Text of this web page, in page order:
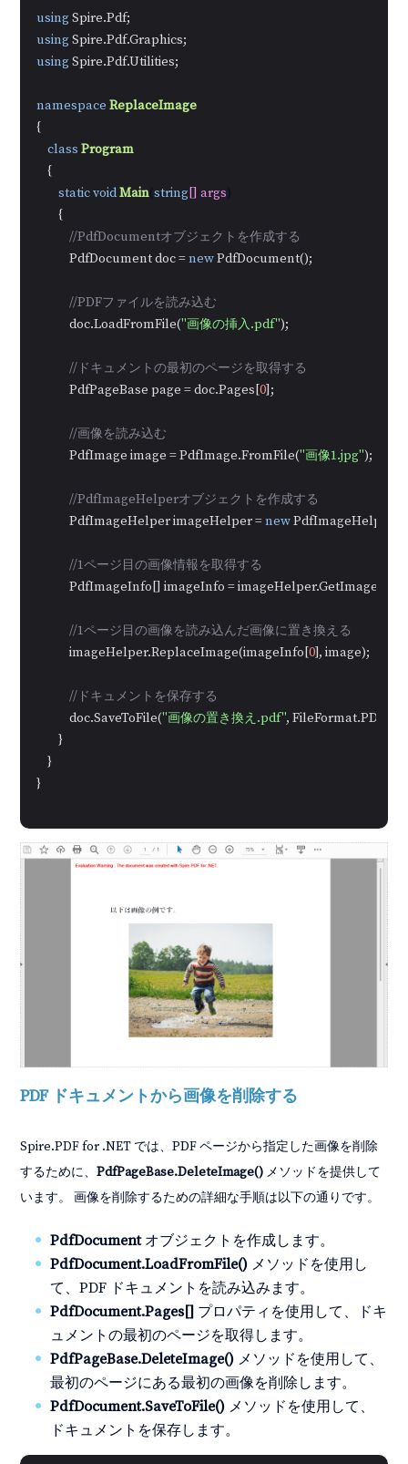
using
using
using Spire.Pdf.Utilities;
namespace ReplaceImage
{
class Program
    {
staticvoidMain(string[] args)
        {
//PdfDocumentオブジェクトを作成する
            PdfDocument doc =
new PdfDocument();
//PDFファイルを読み込む
            doc.LoadFromFile(
"画像の挿入.pdf");
//ドキュメントの最初のページを取得する
            PdfPageBase page = doc.Pages[
0];
//画像を読み込む
            PdfImage image = PdfImage.FromFile(
"画像1.jpg");
//PdfImageHelperオブジェクトを作成する
            PdfImageHelper imageHelper =
new PdfImageHelper();
//1ページ目の画像情報を取得する
PdfImageInfo[] imageInfo =
//1ページ目の画像を読み込んだ画像に置き換える
            imageHelper.ReplaceImage(imageInfo[
0], image);
//ドキュメントを保存する
            doc.SaveToFile(
"画像の置き換え.pdf", FileFormat.PDF);
        }
    }
}
PDF ドキュメントから画像を削除する
Spire.PDF for .NET では、PDF ページから指定した画像を削除
するために、PdfPageBase.DeleteImage() メソッドを提供して
います。 画像を削除するための詳細な手順は以下の通りです。
PdfDocumentオブジェクトを作成します。
PdfDocument.LoadFromFile() メソッドを使用し
て、PDF ドキュメントを読み込みます。
PdfDocument.Pages[] プロパティを使用して、ドキ
ュメントの最初のページを取得します。
PdfPageBase.DeleteImage() メソッドを使用して、
最初のページにある最初の画像を削除します。
PdfDocument.SaveToFile() メソッドを使用して、
ドキュメントを保存します。